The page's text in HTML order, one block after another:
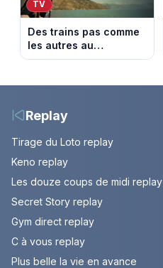
TV
Des trains pas comme
les autres au
Monténégro : Philippe
l’Adriatique
Replay
Tirage du Loto replay
Keno replay
Les douze coups de midi replay
Secret Story replay
Gym direct replay
C à vous replay
Plus belle la vie en avance